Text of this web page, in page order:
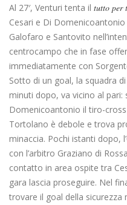
Al 27′, Venturi tenta il tutto per
Cesari e Di
Galofaro e Santovito
centrocampo che in fase
immediatamente con
Sotto di un goal, la squadra
minuti dopo, va vicino al pari:
Domenicoantonio il tiro-
Tortolano è debole e trova
minaccia. Pochi istanti dopo,
con l’arbitro Graziano di
contatto in area ospite tra
gara lascia proseguire. Nel
trovare il goal della sicurezza